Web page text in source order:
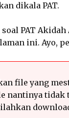
dikala PAT.
PAT
ini. Ayo,
file yang
nantinya tidak